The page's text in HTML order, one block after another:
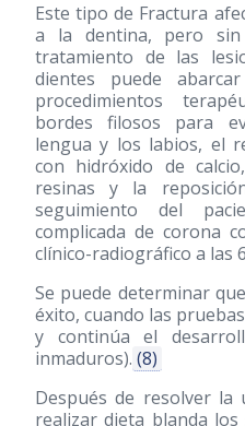
Este tipo de Fractura
a la dentina, pero sin
tratamiento de las
dientes puede
procedimientos
bordes filosos para
lengua y los labios, el
con hidróxido de
resinas y la
seguimiento del
complicada de corona
clínico-radiográfico a las
Se puede determinar
éxito, cuando las
y continúa el
inmaduros). (8)
Después de resolver la
realizar dieta blanda